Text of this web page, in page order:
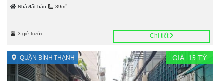
Nhà đất bán 39m2
3 giờ trước Chi tiết
QUẬN BÌNH THẠNH GIÁ :15 TỶ